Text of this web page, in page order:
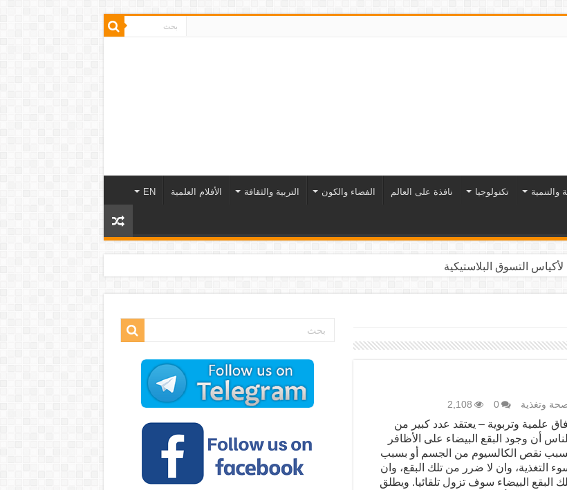
والتنمية تكنولوجيا نافذة على العالم الفضاء والكون التربية والثقافة الأفلام العلمية EN
التسوق البلاستيكية
وتغذية 0
2,108
آفاق علمية وتربوية – يعتقد عدد كبير من
الناس أن وجود البقع البيضاء على الأظافر
نقص الكالسيوم من الجسم أو بسبب
التغذية، وان لا ضرر من تلك البقع، وان
البقع البيضاء سوف تزول تلقائيا. ويطلق